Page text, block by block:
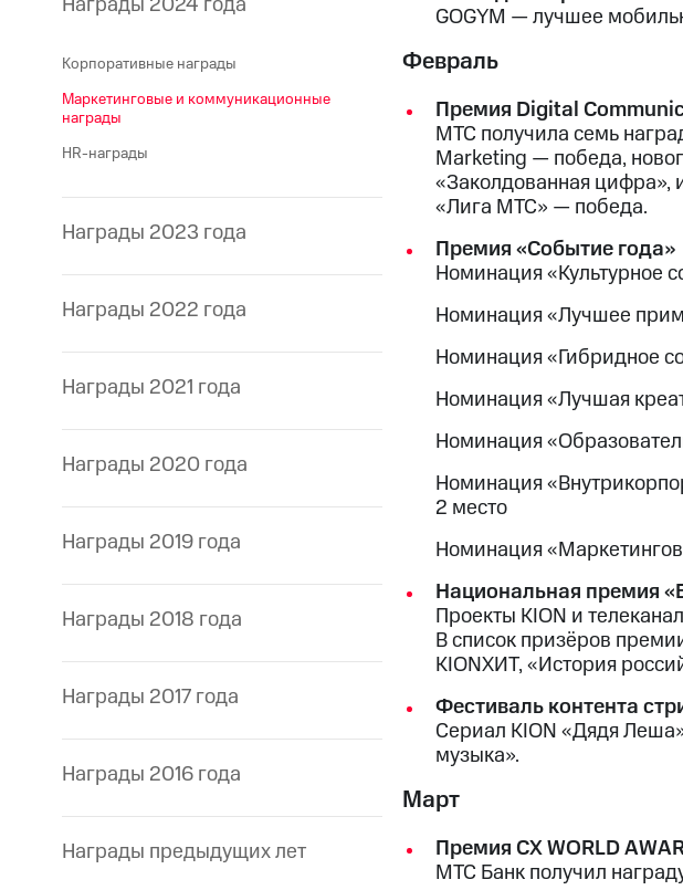
Корпоративные награды
Маркетинговые и коммуникационные
награды
HR-награды
Награды 2023 года
Награды 2022 года
Награды 2021 года
Награды 2020 года
Награды 2019 года
Награды 2018 года
Награды 2017 года
Награды 2016 года
Награды предыдущих лет
GOGYM — лучшее
Февраль
Премия Digital
МТС получила семь
Marketing — победа,
«Заколдованная цифра»,
«Лига МТС» — победа.
Премия «Событие года»
Номинация «Культурное
Номинация «Лучшее
Номинация «Гибридное
Номинация «Лучшая
Номинация
Номинация
2 место
Номинация
Национальная премия
Проекты KION и
В список призёров
KIONХИТ, «История
Фестиваль контента
Сериал KION «Дядя
музыка».
Март
Премия CX WORLD
МТС Банк получил